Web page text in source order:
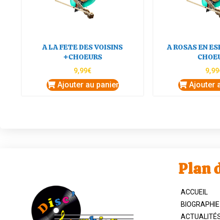
A LA FETE DES VOISINS
+CHOEURS
9,99€
Ajouter au panier
A ROSAS EN
9,99
Ajouter
Plan
ACCUEIL
BIOGRAPHIE